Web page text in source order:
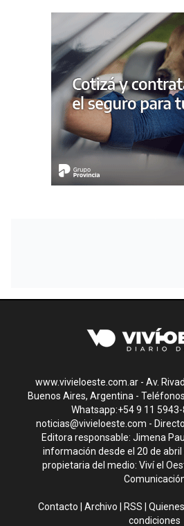
www.vivieloeste.com.ar - Av.
Buenos Aires, Argentina -
Whatsapp:+54 9 11
noticias@vivieloeste.com -
Editora responsable: Jimena
información desde el 20 de
propietaria del medio: Viví el
Contacto |Archivo RSS |
condiciones